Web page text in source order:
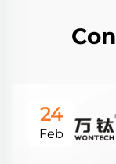
24
Feb